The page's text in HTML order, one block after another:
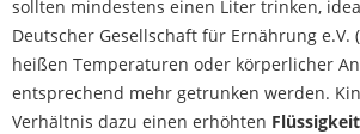
sollten mindestens einen Liter trinken,
Deutscher Gesellschaft für Ernährung e.V.
heißen Temperaturen oder körperlicher
entsprechend mehr getrunken werden.
Verhältnis dazu einen erhöhten